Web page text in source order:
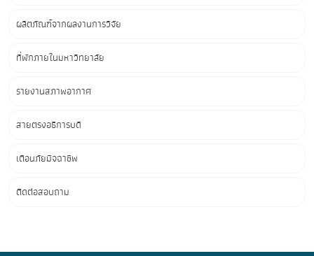
ผลิตภัณฑ์จากผลงานการวิจัย
ที่พักภายในมหาวิทยาลัย
รายงานสภาพอากาศ
สายตรงอธิการบดี
เตือนภัยมิจฉาชีพ
ติดต่อสอบถาม